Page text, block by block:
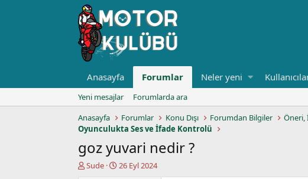
Anasayfa Forumlar Neler yeni
Yeni mesajlar
Forumlarda ara
Anasayfa
Forumlar Konu Dışı Forumdan Bilgiler Öneri,
Oyunculukta Ses ve İfade Kontrolü
goz yuvari nedir ?
K
Sude
B
26 Eyl 2024